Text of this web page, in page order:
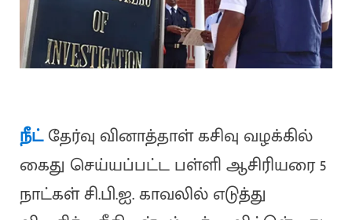
நீட்தேர்வு வினாத்தாள் கசிவு வழக்கில்
கைது செய்யப்பட்ட பள்ளி ஆசிரியரை 5
நாட்கள் சி.பி.ஐ. காவலில் எடுத்து